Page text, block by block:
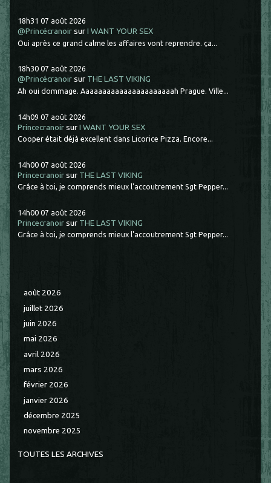
18h31 07 août 2026
@Princécranoir surI WANT YOUR SEX
Oui après ce grand calme les affaires vont reprendre. ça...
18h30 07 août 2026
@Princécranoir sur THE LAST VIKING
Ah oui dommage. Aaaaaaaaaaaaaaaaaaaaaah Prague. Ville...
14h09 07 août 2026
Princecranoir surI WANT YOUR SEX
Cooper était déjà excellent dans Licorice Pizza. Encore...
14h00 07 août 2026
Princecranoir sur THE LAST VIKING
Grâce à toi, je comprends mieux l'accoutrement Sgt Pepper...
14h00 07 août 2026
Princecranoir sur THE LAST VIKING
Grâce à toi, je comprends mieux l'accoutrement Sgt Pepper...
août 2026
juillet 2026
juin 2026
mai 2026
avril 2026
mars 2026
février 2026
janvier 2026
décembre 2025
novembre 2025
TOUTES LES ARCHIVES